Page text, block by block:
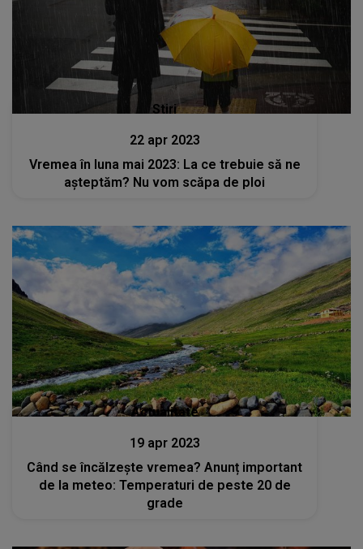
Stiri
22 apr 2023
Vremea în luna mai 2023: La ce trebuie să ne
așteptăm? Nu vom scăpa de ploi
Actualitate
19 apr 2023
Când se încălzește vremea? Anunț important
de la meteo: Temperaturi de peste 20 de
grade